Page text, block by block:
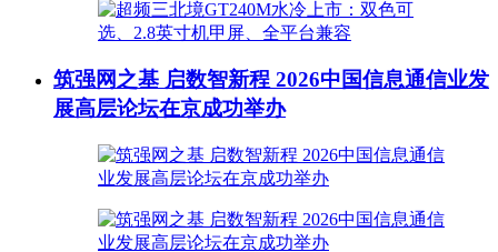
筑强网之基 启数智新程 2026中国信息通信业发
展高层论坛在京成功举办